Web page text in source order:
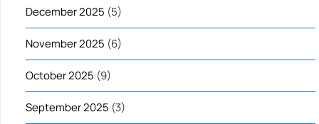
December 2025 (5)
November 2025 (6)
October 2025 (9)
September 2025 (3)